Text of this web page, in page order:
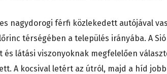
nagydorogi férfi közlekedett autójával
térségében a település irányába. A
és látási viszonyoknak megfelelően
A kocsival letért az útról, majd a híd